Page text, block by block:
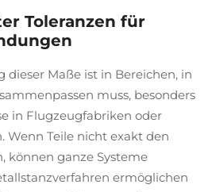
Toleranzen für
dieser Maße ist in Bereichen, in
muss, besonders
in Flugzeugfabriken oder
Wenn Teile nicht exakt den
können ganze Systeme
ermöglichen